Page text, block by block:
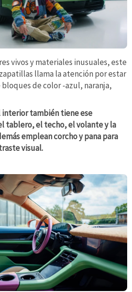
vivos y materiales inusuales, este
llama la atención por estar
de color -azul, naranja,
interior también tiene ese
tablero, el techo, el volante y la
emplean corcho y pana para
visual.